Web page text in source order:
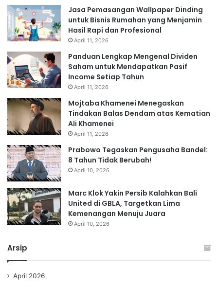
Jasa Pemasangan Wallpaper Dinding
untuk Bisnis Rumahan yang Menjamin
Hasil Rapi dan Profesional
April 11, 2026
Panduan Lengkap Mengenal Dividen
Saham untuk Mendapatkan Pasif
Income Setiap Tahun
April 11, 2026
Mojtaba Khamenei Menegaskan
Tindakan Balas Dendam atas Kematian
Ali Khamenei
April 11, 2026
Prabowo Tegaskan Pengusaha Bandel:
8 Tahun Tidak Berubah!
April 10, 2026
Marc Klok Yakin Persib Kalahkan Bali
United di GBLA, Targetkan Lima
Kemenangan Menuju Juara
April 10, 2026
Arsip
April 2026